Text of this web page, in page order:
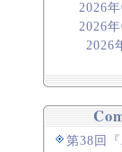
2026
2026
2026
第38回